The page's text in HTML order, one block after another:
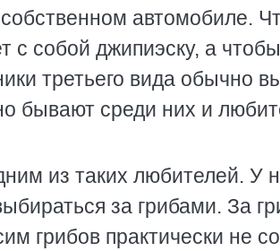
автомобиле.
с собой джипиэску, а
третьего вида обычно
бывают среди них и
из таких любителей. У
за грибами. За
грибов практически не